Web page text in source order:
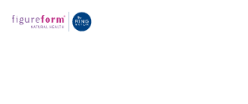
zum